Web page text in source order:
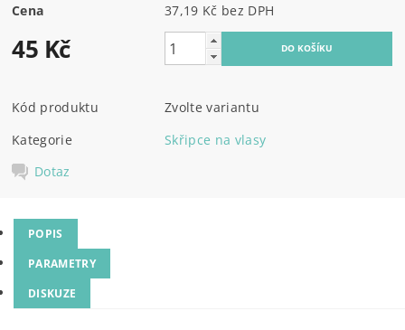
Cena 37,19 Kč bez DPH
45 Kč
Kód produktu
Zvolte variantu
Kategorie
Skřipce na vlasy
Dotaz
POPIS
PARAMETRY
DISKUZE